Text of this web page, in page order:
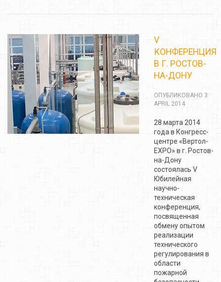
V
КОНФЕРЕНЦИЯ
В Г. РОСТОВ-
НА-ДОНУ
ОПУБЛИКОВАНО 3
APRIL 2014
28 марта 2014
года в Конгресс-
центре «Вертол-
ЕХРО» в г. Ростов-
на-Дону
состоялась V
Юбилейная
научно-
техническая
конференция,
посвященная
обмену опытом
реализации
технического
регулирования в
области
пожарной